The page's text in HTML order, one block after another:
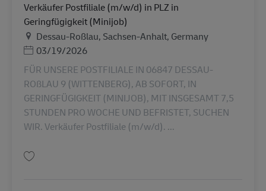
Verkäufer Postfiliale (m/w/d) in PLZ in
Geringfügigkeit (Minijob)
Địa điểm
Dessau-Roßlau, Sachsen-Anhalt, Germany
Posted Date
03/19/2026
FÜR UNSERE POSTFILIALE IN 06847 DESSAU-
ROßLAU 9 (WITTENBERG), AB SOFORT, IN
GERINGFÜGIGKEIT (MINIJOB), MIT INSGESAMT 7,5
STUNDEN PRO WOCHE UND BEFRISTET, SUCHEN
WIR. Verkäufer Postfiliale (m/w/d). ...